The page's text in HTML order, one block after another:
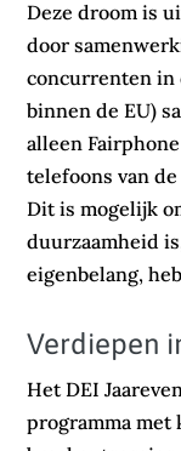
Deze droom is
door
concurrenten
binnen de EU)
alleen
telefoons van
Dit is mogelijk
duurzaamheid
eigenbelang,
Verdiepen
Het DEI
programma